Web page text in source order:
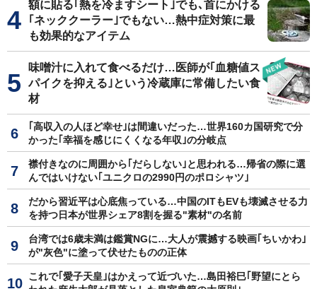
額に貼る｢熱を冷ますシート｣でも､首にかける
｢ネッククーラー｣でもない…熱中症対策に最
も効果的なアイテム
味噌汁に入れて食べるだけ…医師が｢血糖値ス
パイクを抑える｣という冷蔵庫に常備したい食
材
｢高収入の人ほど幸せ｣は間違いだった…世界160カ国研究で分
かった｢幸福を感じにくくなる年収｣の分岐点
襟付きなのに周囲から｢だらしない｣と思われる…帰省の際に選
んではいけない｢ユニクロの2990円のポロシャツ｣
だから習近平は心底焦っている…中国のITもEVも壊滅させる力
を持つ日本が世界シェア8割を握る"素材"の名前
台湾では6歳未満は鑑賞NGに…大人が震撼する映画｢ちいかわ｣
が"灰色"に塗って伏せたものの正体
これで｢愛子天皇｣はかえって近づいた…島田裕巳｢野望にとら